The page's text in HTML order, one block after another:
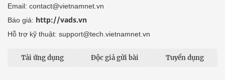
Email: contact@vietnamnet.vn
Báo giá: http://vads.vn
Hỗ trợ kỹ thuật: support@tech.vietnamnet.vn
Tải ứng dụng Độc giả gửi bài Tuyển dụng